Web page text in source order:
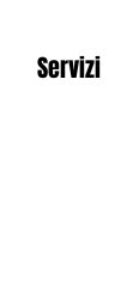
Servizi